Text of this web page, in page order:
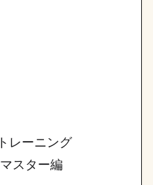
レーニング
スター編